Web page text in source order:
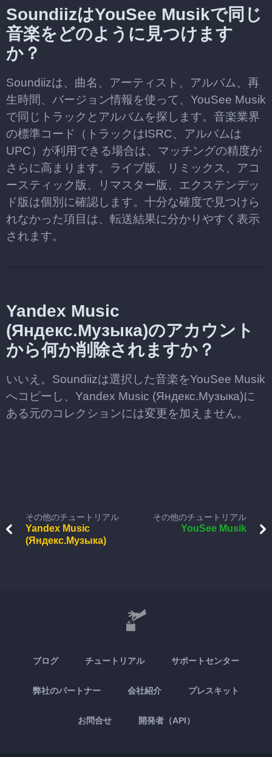
SoundiizはYouSee Musikで同じ
音楽をどのように見つけます
か？
Soundiizは、曲名、アーティスト、アルバム、再
生時間、バージョン情報を使って、YouSee Musik
で同じトラックとアルバムを探します。音楽業界
の標準コード（トラックはISRC、アルバムは
UPC）が利用できる場合は、マッチングの精度が
さらに高まります。ライブ版、リミックス、アコ
ースティック版、リマスター版、エクステンデッ
ド版は個別に確認します。十分な確度で見つけら
れなかった項目は、転送結果に分かりやすく表示
されます。
Yandex Music
(Яндекс.Музыка)のアカウント
から何か削除されますか？
いいえ。Soundiizは選択した音楽をYouSee Musik
へコピーし、Yandex Music (Яндекс.Музыка)に
ある元のコレクションには変更を加えません。
その他のチュートリアル
Yandex Music
(Яндекс.Музыка)
その他のチュートリアル
YouSee Musik
ブログ チュートリアル サポートセンター
弊社のパートナー 会社紹介 プレスキット
お問合せ 開発者（API）